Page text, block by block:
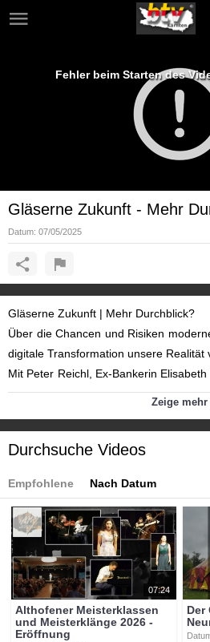
Fehler beim Starten des
Gläserne Zukunft - Mehr
Datum: 07/05/2025
Gläserne Zukunft | Mehr Durchblick?
Über die Chancen und Risiken
digitale Transformation unsere Realität
Mit Peter Reichl, Ex-Bankerin
Dreisiebner u.a. Moderation. Alexander
Weitere Informationen unter:
http://www.fresach.org/
Kategorien:
Fresach-2024
Themen » ETG
Themen » Veranstaltungen
Themen
» Wirtschaft
Themen » Europäische
Fresach
Europäische Toleranzgespräche
Tags:
btv-kärnten
denk raum fresach
at
europäische toleranzgespräche
reichl
elisabeth faller
Zeige mehr
Durchsuche Videos
Empfohlene Nach Datum
07:24
Althofener Meisterklassen
und Meisterklänge 2026 -
Eröffnung
Der